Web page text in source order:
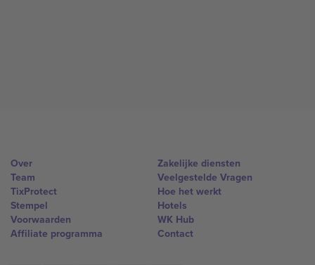
Over
Team
TixProtect
Stempel
Voorwaarden
Affiliate programma
Zakelijke diensten
Veelgestelde Vragen
Hoe het werkt
Hotels
WK Hub
Contact